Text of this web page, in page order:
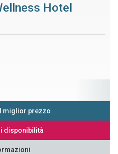
Hotel
miglior prezzo
disponibilità